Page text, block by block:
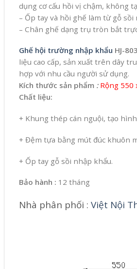
dụng cơ cấu hồi vị chậm, không
– Ốp tay và hồi ghế làm từ gỗ sồi
– Chân ghế dạng trụ tròn bắt
Ghế hội trường nhập khẩu HJ-
liệu cao cấp, sản xuất trên dây
hợp với nhu cầu người sử dụng.
Kích thước sản phẩm : Rộng 550
Chất liệu:
+ Khung thép cán nguội, tạo
+ Đệm tựa bằng mút đúc khuôn
+ Ốp tay gỗ sồi nhập khẩu.
Bảo hành : 12 tháng
Nhà phân phối :Việt Nội